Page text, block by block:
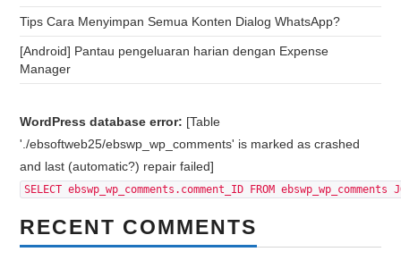
Tips Cara Menyimpan Semua Konten Dialog WhatsApp?
[Android] Pantau pengeluaran harian dengan Expense
Manager
WordPress database error: [Table
'./ebsoftweb25/ebswp_wp_comments' is marked as crashed
and last (automatic?) repair failed]
SELECT ebswp_wp_comments.comment_ID FROM
RECENT COMMENTS